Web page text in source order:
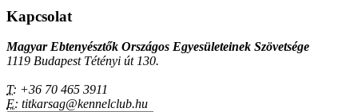
Kapcsolat
Magyar Ebtenyésztők Országos Egyesületeinek Szövetsége
1119 Budapest Tétényi út 130.
T: +36 70 465 3911
E: titkarsag@kennelclub.hu